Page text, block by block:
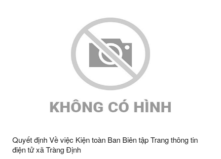
Quyết định Về việc Kiện toàn Ban Biên tập Trang thông tin
điện tử xã Tràng Định